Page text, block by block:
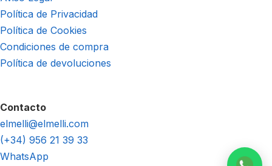
Política de Privacidad
Política de Cookies
Condiciones de compra
Política de devoluciones
Contacto
elmelli@elmelli.com
(+34) 956 21 39 33
WhatsApp